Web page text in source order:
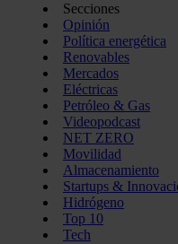
Secciones
Opinión
Política energética
Renovables
Mercados
Eléctricas
Petróleo & Gas
Videopodcast
NET ZERO
Movilidad
Almacenamiento
Startups &
Hidrógeno
Top 10
Tech